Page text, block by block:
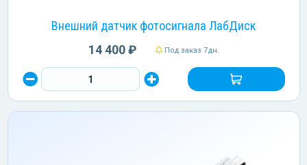
Внешний датчик фотосигнала ЛабДиск
14 400 ₽ Под заказ 7дн.